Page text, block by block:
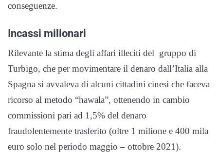
conseguenze.
Incassi milionari
Rilevante la stima degli affari illeciti del gruppo di
Turbigo, che per movimentare il denaro dall’Italia alla
Spagna si avvaleva di alcuni cittadini cinesi che faceva
ricorso al metodo “hawala”, ottenendo in cambio
commissioni pari ad 1,5% del denaro
fraudolentemente trasferito (oltre 1 milione e 400 mila
euro solo nel periodo maggio – ottobre 2021).